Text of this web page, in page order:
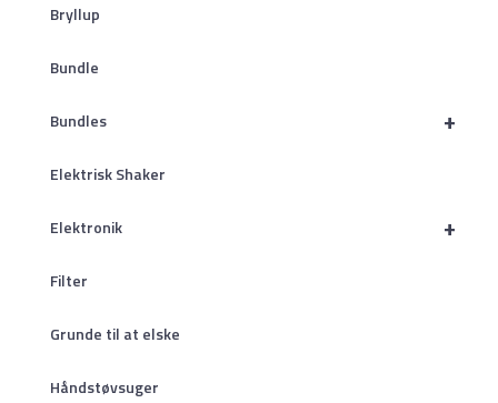
Bryllup
Bundle
+
Bundles
Elektrisk Shaker
+
Elektronik
Filter
Grunde til at elske
Håndstøvsuger